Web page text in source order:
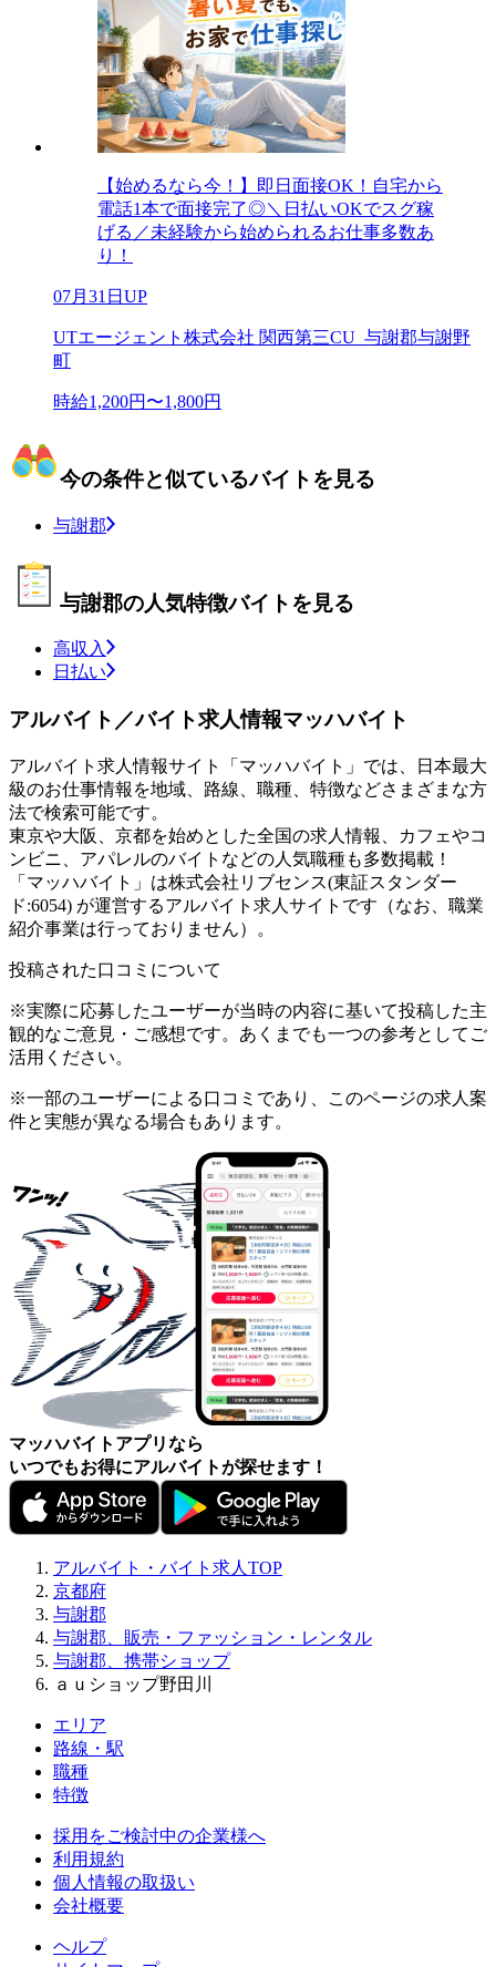
【始めるなら今！】即日面接OK！自宅から
電話1本で面接完了◎＼日払いOKでスグ稼
げる／未経験から始められるお仕事多数あ
り！
07月31日UP
UTエージェント株式会社 関西第三CU_与謝郡与謝野
町
時給1,200円〜1,800円
今の条件と似ているバイトを見る
与謝郡
与謝郡の人気特徴バイトを見る
高収入
日払い
アルバイト／バイト求人情報マッハバイト
アルバイト求人情報サイト「マッハバイト」では、日本最大
級のお仕事情報を地域、路線、職種、特徴などさまざまな方
法で検索可能です。
東京や大阪、京都を始めとした全国の求人情報、カフェやコ
ンビニ、アパレルのバイトなどの人気職種も多数掲載！
「マッハバイト」は株式会社リブセンス(東証スタンダー
ド:6054) が運営するアルバイト求人サイトです（なお、職業
紹介事業は行っておりません）。
投稿された口コミについて
※実際に応募したユーザーが当時の内容に基いて投稿した主
観的なご意見・ご感想です。あくまでも一つの参考としてご
活用ください。
※一部のユーザーによる口コミであり、このページの求人案
件と実態が異なる場合もあります。
マッハバイトアプリなら
いつでもお得にアルバイトが探せます！
アルバイト・バイト求人TOP
京都府
与謝郡
与謝郡、販売・ファッション・レンタル
与謝郡、携帯ショップ
ａｕショップ野田川
エリア
路線・駅
職種
特徴
採用をご検討中の企業様へ
利用規約
個人情報の取扱い
会社概要
ヘルプ